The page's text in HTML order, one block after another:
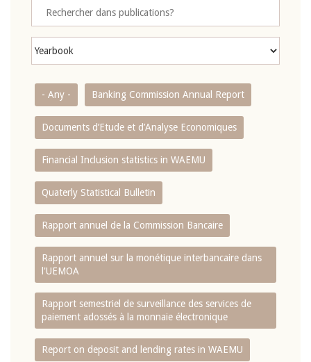
- Any - Banking Commission Annual Report
Documents d’Etude et d’Analyse Economiques
Financial Inclusion statistics in WAEMU
Quaterly Statistical Bulletin
Rapport annuel de la Commission Bancaire
Rapport annuel sur la monétique interbancaire dans
l'UEMOA
Rapport semestriel de surveillance des services de
paiement adossés à la monnaie électronique
Report on deposit and lending rates in WAEMU